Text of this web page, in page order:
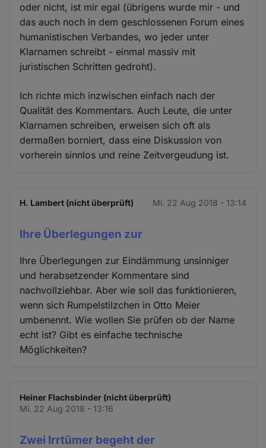
oder nicht, ist mir egal (übrigens wurde mir - und
das auch noch in dem geschlossenen Forum eines
humanistischen Verbandes, wo jeder unter
Klarnamen schreibt - einmal massiv mit
juristischen Schritten gedroht).
Ich richte mich inzwischen einfach nach der
Qualität des Kommentars. Auch Leute, die unter
Klarnamen schreiben, erweisen sich oft als
dermaßen borniert, dass eine Diskussion von
vorherein sinnlos und reine Zeitvergeudung ist.
H. Lambert (nicht überprüft) Mi. 22 Aug 2018 - 13:14
Ihre Überlegungen zur
Ihre Überlegungen zur Eindämmung unsinniger
und herabsetzender Kommentare sind
nachvollziehbar. Aber wie soll das funktionieren,
wenn sich Rumpelstilzchen in Otto Meier
umbenennt. Wie wollen Sie prüfen ob der Name
echt ist? Gibt es einfache technische
Möglichkeiten?
Heiner Flachsbinder (nicht überprüft)
Mi. 22 Aug 2018 - 13:16
Zwei Irrtümer begeht der